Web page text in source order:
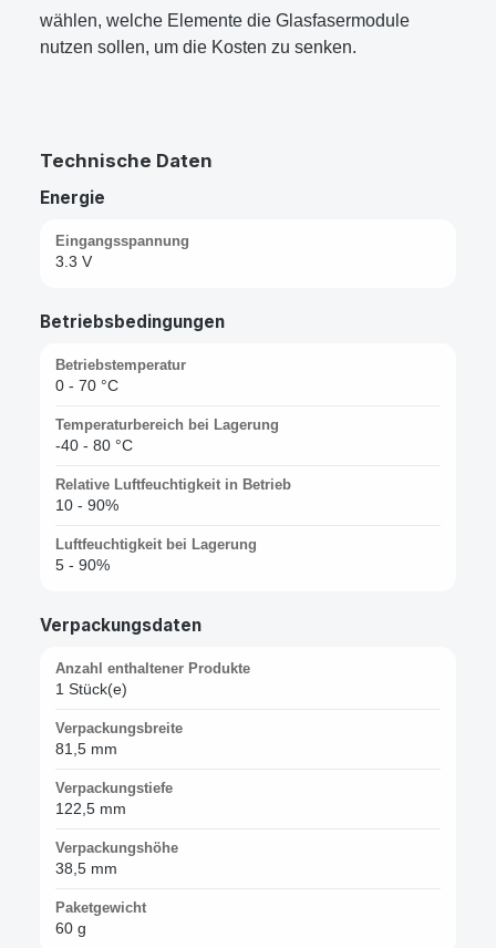
wählen, welche Elemente die Glasfasermodule
nutzen sollen, um die Kosten zu senken.
Technische Daten
Energie
Eingangsspannung
3.3 V
Betriebsbedingungen
Betriebstemperatur
0 - 70 °C
Temperaturbereich bei Lagerung
-40 - 80 °C
Relative Luftfeuchtigkeit in Betrieb
10 - 90%
Luftfeuchtigkeit bei Lagerung
5 - 90%
Verpackungsdaten
Anzahl enthaltener Produkte
1 Stück(e)
Verpackungsbreite
81,5 mm
Verpackungstiefe
122,5 mm
Verpackungshöhe
38,5 mm
Paketgewicht
60 g